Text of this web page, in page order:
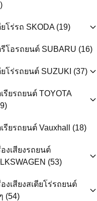
ยโร่รถ SKODA(19)
รีโอรถยนต์ SUBARU (16)
ยโร่รถยนต์ SUZUKI (37)
เรียรถยนต์ TOYOTA
เรียรถยนต์ Vauxhall (18)
องเสียงรถยนต์
(53)
องเสียงสเตียโร่รถยนต์
(54)